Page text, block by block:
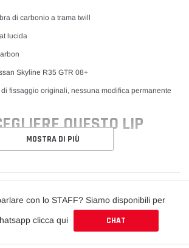
di carbonio a trama twill
lucida
Skyline R35 GTR 08+
fissaggio originali, nessuna modifica permanente
QUESTO LIP
vettura e rifinisce il paraurti con un profilo più deciso,
Skyline R35 GTR 08+. Verifica sempre generazione,
MOSTRA DI PIÙ
con lo STAFF? Siamo disponibili per
clicca qui CHAT